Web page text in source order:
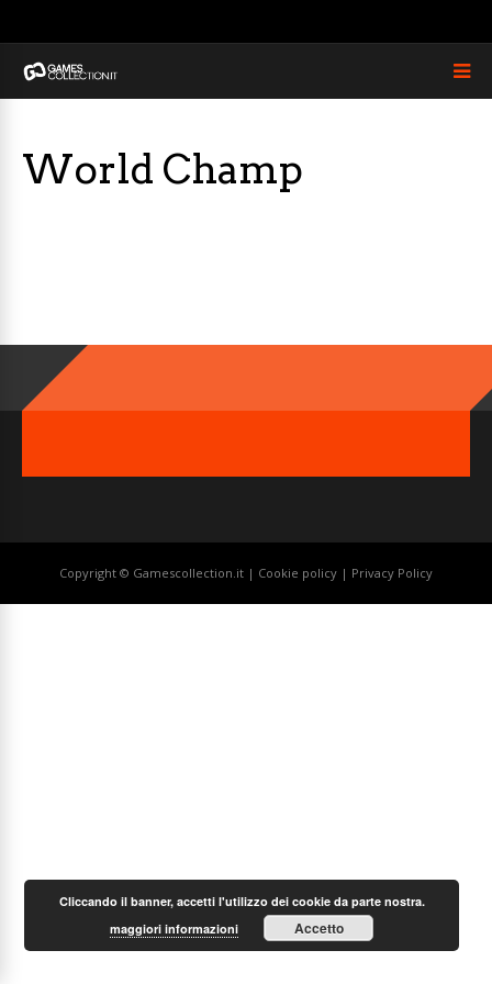
World Champ
Copyright © Gamescollection.it | Cookie policy | Privacy Policy
Cliccando il banner, accetti l'utilizzo dei cookie da parte nostra.
maggiori informazioni
Accetto